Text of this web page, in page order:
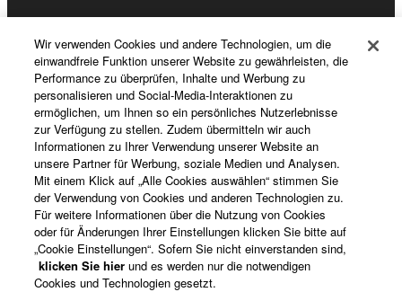
Registrierung von „Yamaha Music ID“
Über Yamaha
Schweiz Suisse Svizzera - German
Business
Wir verwenden Cookies und andere Technologien, um die
einwandfreie Funktion unserer Website zu gewährleisten, die
Performance zu überprüfen, Inhalte und Werbung zu
personalisieren und Social-Media-Interaktionen zu
ermöglichen, um Ihnen so ein persönliches Nutzerlebnisse
zur Verfügung zu stellen. Zudem übermitteln wir auch
Informationen zu Ihrer Verwendung unserer Website an
unsere Partner für Werbung, soziale Medien und Analysen.
Mit einem Klick auf „Alle Cookies auswählen“ stimmen Sie
der Verwendung von Cookies und anderen Technologien zu.
Für weitere Informationen über die Nutzung von Cookies
oder für Änderungen Ihrer Einstellungen klicken Sie bitte auf
„Cookie Einstellungen“. Sofern Sie nicht einverstanden sind,
klicken Sie hier und es werden nur die notwendigen
Cookies und Technologien gesetzt.